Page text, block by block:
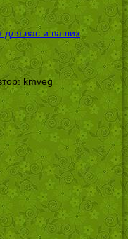
для вас и ваших
kmveg